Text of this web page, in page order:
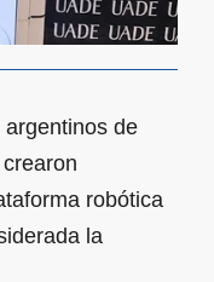
de
robótica
la